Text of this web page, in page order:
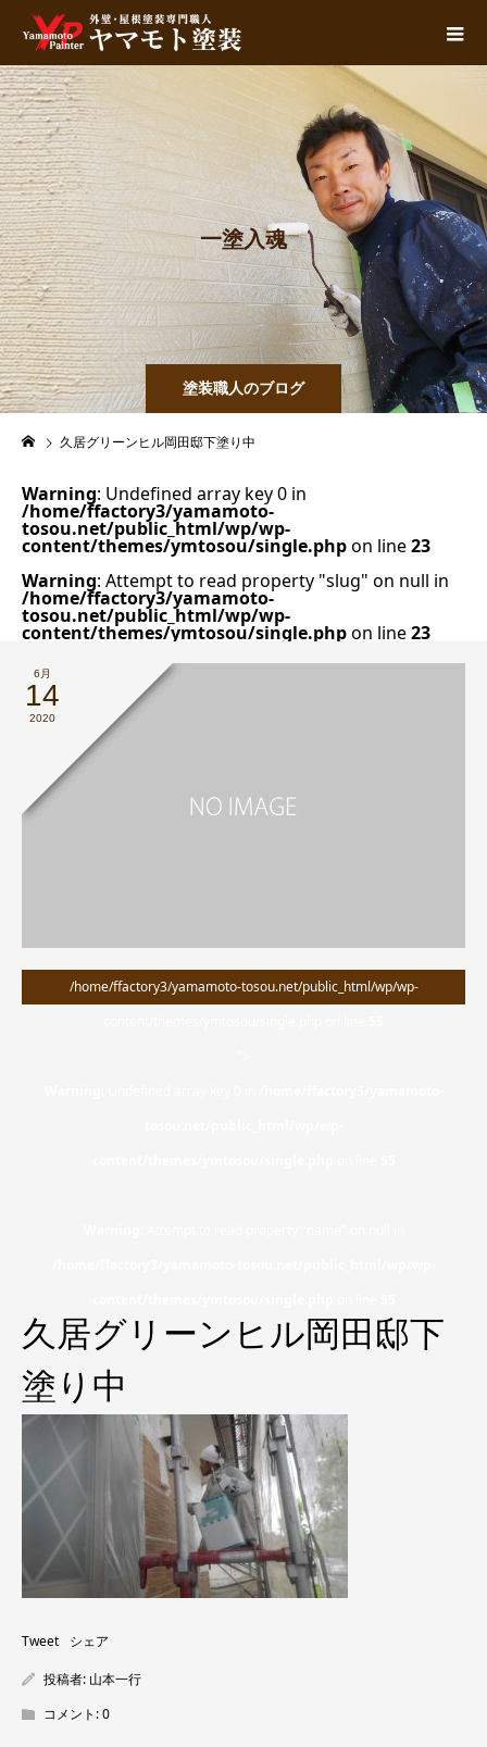
塗装職人のブログ
一塗入魂
久居グリーンヒル岡田邸下塗り中
Warning: Undefined array key 0 in
/home/ffactory3/yamamoto-
tosou.net/public_html/wp/wp-
content/themes/ymtosou/single.phpon line23
Warning: Attempt to read property "slug" on null in
/home/ffactory3/yamamoto-
tosou.net/public_html/wp/wp-
content/themes/ymtosou/single.phpon line23
6月
14
2020
/home/ffactory3/yamamoto-tosou.net/public_html/wp/wp-
久居グリーンヒル岡田邸下
塗り中
Tweet シェア
投稿者: 山本一行
コメント:0